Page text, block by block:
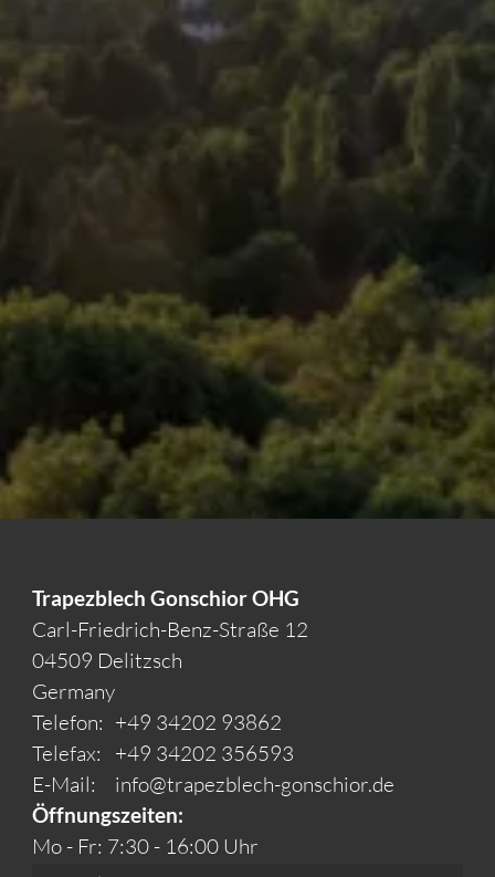
Trapezblech Gonschior OHG
Carl-Friedrich-Benz-Straße 12
04509 Delitzsch
Germany
Telefon: +49 34202 93862
Telefax:
+49 34202 356593
E-Mail:
info@trapezblech-gonschior.de
Öffnungszeiten:
Mo - Fr: 7:30 - 16:00 Uhr